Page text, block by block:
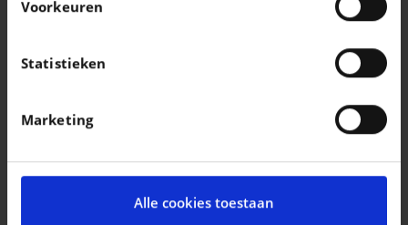
scannen op specifieke eigenschappen
Lees meer over hoe uw persoonlijke gegevens worden
detailgedeelte
in. U kunt uw toestemming op elk moment wijzigen of
intrekken in de Cookieverklaring.
personaliseren, om functies voor social media te
bieden en om ons websiteverkeer te analyseren. Ook
Voorkeuren
Statistieken
Marketing
Alle cookies toestaan
Q3 Sportback 35 TFSI Business Edition S line S tronic